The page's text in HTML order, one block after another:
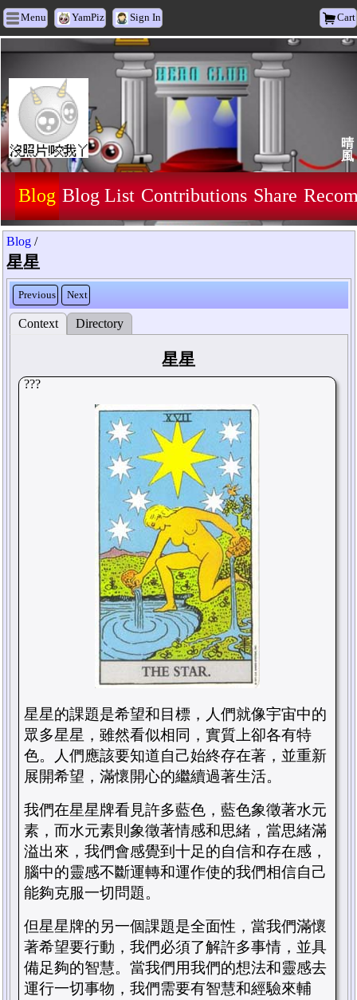
Menu YamPiz Sign In Cart
晴
風
Blog Blog List Contributions Share
Blog /
星星
Previous Next
Context Directory
星星
???
星星的課題是希望和目標，人們就像宇宙中的
眾多星星，雖然看似相同，實質上卻各有特
色。人們應該要知道自己始終存在著，並重新
展開希望，滿懷開心的繼續過著生活。
我們在星星牌看見許多藍色，藍色象徵著水元
素，而水元素則象徵著情感和思緒，當思緒滿
溢出來，我們會感覺到十足的自信和存在感，
腦中的靈感不斷運轉和運作使的我們相信自己
能夠克服一切問題。
但星星牌的另一個課題是全面性，當我們滿懷
著希望要行動，我們必須了解許多事情，並具
備足夠的智慧。當我們用我們的想法和靈感去
運行一切事物，我們需要有智慧和經驗來輔